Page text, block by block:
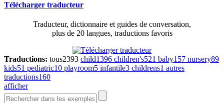
Télécharger traducteur
Traducteur, dictionnaire et guides de conversation,
plus de 20 langues, traductions favoris
Traductions: tous2393 child1396 children's521 baby157 nursery89
kids51 pediatric10 playroom5 infantile3 childrens1 autres
traductions160
afficher